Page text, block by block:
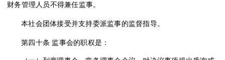
财务管理人员不得兼任监事。
本社会团体接受并支持委派监事的监督指导。
第四十条 监事会的职权是：